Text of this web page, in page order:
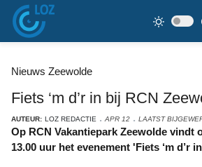
Nieuws Zeewolde
Fiets ‘m d’r in bij RCN
AUTEUR: LOZ REDACTIE APR 12 LAATST
Op RCN Vakantiepark Zeewolde vindt op 8 augustus om
13.00 uur het evenement 'Fiets ‘m d’r